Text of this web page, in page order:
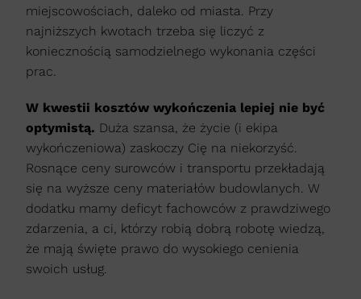
miejscowościach, daleko od miasta. Przy
najniższych kwotach trzeba się liczyć z
koniecznością samodzielnego wykonania części
prac.
W kwestii kosztów wykończenia lepiej nie być
optymistą. Duża szansa, że życie (i ekipa
wykończeniowa) zaskoczy Cię na niekorzyść.
Rosnące ceny surowców i transportu przekładają
się na wyższe ceny materiałów budowlanych. W
dodatku mamy deficyt fachowców z prawdziwego
zdarzenia, a ci, którzy robią dobrą robotę wiedzą,
że mają święte prawo do wysokiego cenienia
swoich usług.